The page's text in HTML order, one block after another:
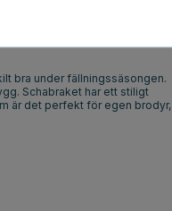
bra under fällningssäsongen.
Schabraket har ett stiligt
är det perfekt för egen brodyr,